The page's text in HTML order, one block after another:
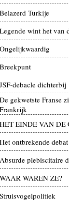
Belazerd Turkije
Legende wint het van
Ongelijkwaardig
Breekpunt
JSF-debacle dichterbij
De gekwetste Franse
Frankrijk
HET EINDE VAN DE
Het ontbrekende debat
Absurde plebiscitaire
WAAR WAREN ZE?
Struisvogelpolitiek